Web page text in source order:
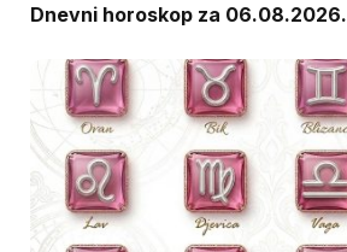
Dnevni horoskop za 06.08.2026.